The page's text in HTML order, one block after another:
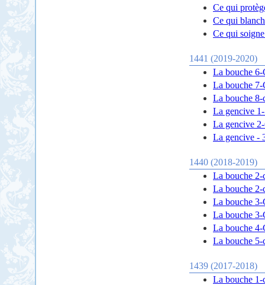
Ce qui
Ce qui
Ce qui
1441 (2019-2020)
La bouche 6-
La bouche 7-
La bouche 8-
La gencive
La gencive
La gencive -
1440 (2018-2019)
La bouche 2-
La bouche 2-
La bouche 3-
La bouche 3-
La bouche
La bouche 5-
1439 (2017-2018)
La bouche